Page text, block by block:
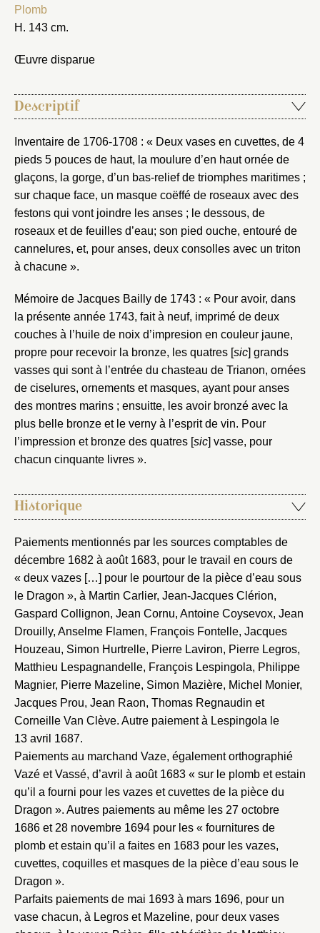
Plomb
H. 143 cm.
Œuvre disparue
Descriptif
Inventaire de 1706-1708 : « Deux vases en cuvettes, de 4
pieds 5 pouces de haut, la moulure d’en haut ornée de
glaçons, la gorge, d’un bas-relief de triomphes maritimes ;
sur chaque face, un masque coëffé de roseaux avec des
festons qui vont joindre les anses ; le dessous, de
roseaux et de feuilles d’eau; son pied ouche, entouré de
cannelures, et, pour anses, deux consolles avec un triton
à chacune ».
Mémoire de Jacques Bailly de 1743 : « Pour avoir, dans
la présente année 1743, fait à neuf, imprimé de deux
couches à l’huile de noix d’impresion en couleur jaune,
propre pour recevoir la bronze, les quatres [ sic ] grands
vasses qui sont à l’entrée du chasteau de Trianon, ornées
de ciselures, ornements et masques, ayant pour anses
des montres marins ; ensuitte, les avoir bronzé avec la
plus belle bronze et le verny à l’esprit de vin. Pour
l’impression et bronze des quatres [ sic ] vasse, pour
chacun cinquante livres ».
Historique
Paiements mentionnés par les sources comptables de
décembre 1682 à août 1683, pour le travail en cours de
« deux vazes […] pour le pourtour de la pièce d’eau sous
le Dragon », à Martin Carlier, Jean-Jacques Clérion,
Gaspard Collignon, Jean Cornu, Antoine Coysevox, Jean
Drouilly, Anselme Flamen, François Fontelle, Jacques
Houzeau, Simon Hurtrelle, Pierre Laviron, Pierre Legros,
Matthieu Lespagnandelle, François Lespingola, Philippe
Magnier, Pierre Mazeline, Simon Mazière, Michel Monier,
Jacques Prou, Jean Raon, Thomas Regnaudin et
Corneille Van Clève. Autre paiement à Lespingola le
13 avril 1687.
Paiements au marchand Vaze, également orthographié
Vazé et Vassé, d’avril à août 1683 « sur le plomb et estain
qu’il a fourni pour les vazes et cuvettes de la pièce du
Dragon ». Autres paiements au même les 27 octobre
1686 et 28 novembre 1694 pour les « fournitures de
plomb et estain qu’il a faites en 1683 pour les vazes,
cuvettes, coquilles et masques de la pièce d’eau sous le
Dragon ».
Parfaits paiements de mai 1693 à mars 1696, pour un
vase chacun, à Legros et Mazeline, pour deux vases
Choix du dossier où ajouter la
notice
Nom du dossier
Valider
Nouveau dossier
Fermer
Connexion
Courriel
Mot de passe
Envoyer